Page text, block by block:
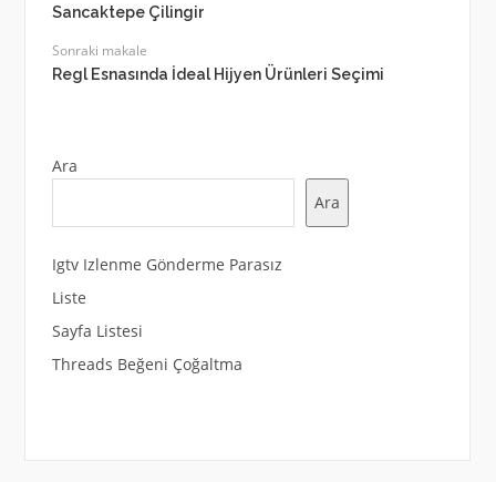
Sancaktepe Çilingir
Sonraki makale
Regl Esnasında İdeal Hijyen Ürünleri Seçimi
Ara
Ara
Igtv Izlenme Gönderme Parasız
Liste
Sayfa Listesi
Threads Beğeni Çoğaltma